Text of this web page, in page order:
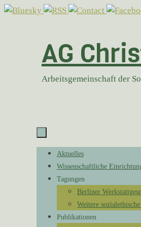
Zum
AG
Arbeitsgemeinschaft der
Zum
Inhalt
springen
Aktuelles
Wissenschaftliche
Tagungen
Berliner
Weitere
Publikationen